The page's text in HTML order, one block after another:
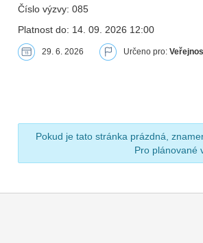
Číslo výzvy: 085
Platnost do: 14. 09. 2026 12:00
29. 6. 2026 Určeno pro:
Pokud je tato stránka prázdná,
Pro plánované